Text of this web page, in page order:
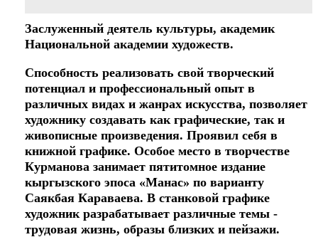
Заслуженный деятель культуры, академик
Национальной академии художеств.
Способность реализовать свой творческий
потенциал и профессиональный опыт в
различных видах и жанрах искусства, позволяет
художнику создавать как графические, так и
живописные произведения. Проявил себя в
книжной графике. Особое место в творчестве
Курманова занимает пятитомное издание
кыргызского эпоса «Манас» по варианту
Саякбая Караваева. В станковой графике
художник разрабатывает различные темы -
трудовая жизнь, образы близких и пейзажи.